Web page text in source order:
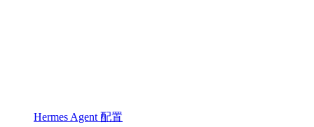
Hermes Agent 配置